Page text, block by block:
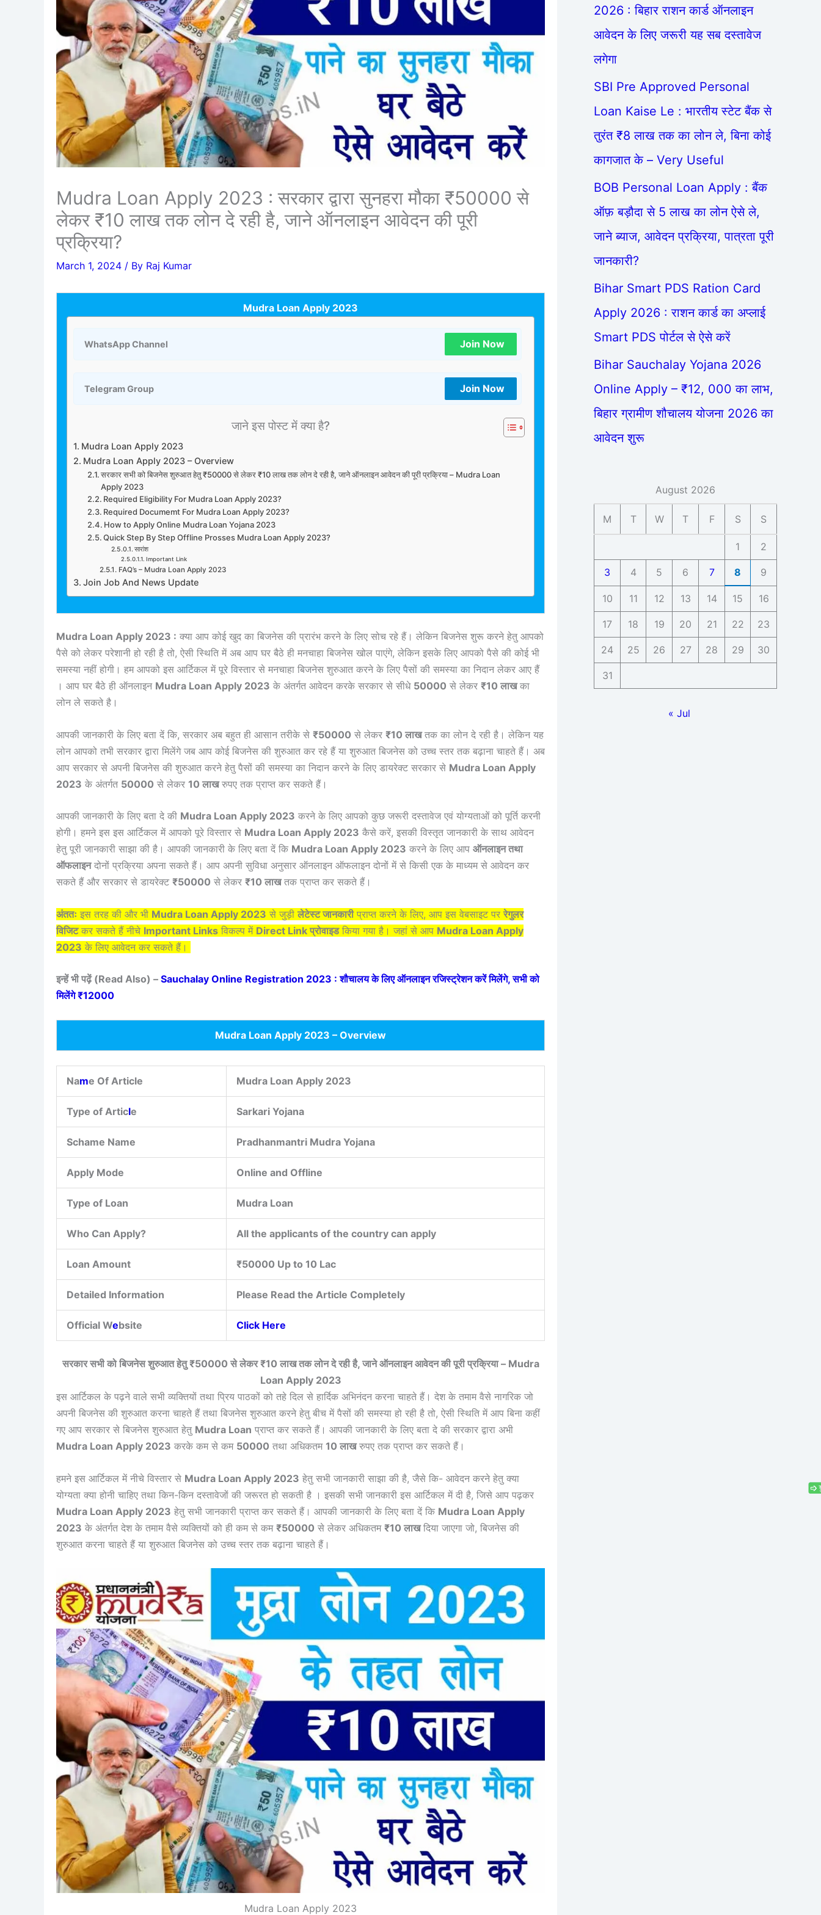
Mudra Loan Apply 2023 : सरकार द्वारा सुनहरा मौका ₹50000 से
लेकर ₹10 लाख तक लोन दे रही है, जाने ऑनलाइन आवेदन की पूरी
प्रक्रिया?
March 1, 2024 / By Raj Kumar
Mudra Loan Apply 2023
WhatsApp Channel Join Now
Telegram Group Join Now
जाने इस पोस्ट में क्या है?
Mudra Loan Apply 2023
Mudra Loan Apply 2023 – Overview
सरकार सभी को बिजनेस शुरुआत हेतु ₹50000 से लेकर ₹10 लाख तक लोन दे रही है, जाने ऑनलाइन आवेदन की पूरी प्रक्रिया – Mudra Loan
Apply 2023
Required Eligibility For Mudra Loan Apply 2023?
Required Documemt For Mudra Loan Apply 2023?
How to Apply Online Mudra Loan Yojana 2023
Quick Step By Step Offline Prosses Mudra Loan Apply 2023?
सारांश
Important Link
FAQ’s – Mudra Loan Apply 2023
Join Job And News Update
Mudra Loan Apply 2023 : क्या आप कोई खुद का बिजनेस की प्रारंभ करने के लिए सोच रहे हैं। लेकिन बिजनेस शुरू करने हेतु आपको
पैसे को लेकर परेशानी हो रही है तो, ऐसी स्थिति में अब आप घर बैठे ही मनचाहा बिजनेस खोल पाएंगे, लेकिन इसके लिए आपको पैसे की कोई भी
समस्या नहीं होगी। हम आपको इस आर्टिकल में पूरे विस्तार से मनचाहा बिजनेस शुरुआत करने के लिए पैसों की समस्या का निदान लेकर आए हैं
। आप घर बैठे ही ऑनलाइन Mudra Loan Apply 2023 के अंतर्गत आवेदन करके सरकार से सीधे 50000 से लेकर ₹10 लाखका
लोन ले सकते है।
आपकी जानकारी के लिए बता दें कि, सरकार अब बहुत ही आसान तरीके से ₹50000 से लेकर ₹10 लाखतक का लोन दे रही है। लेकिन यह
लोन आपको तभी सरकार द्वारा मिलेंगे जब आप कोई बिजनेस की शुरुआत कर रहे हैं या शुरुआत बिजनेस को उच्च स्तर तक बढ़ाना चाहते हैं। अब
आप सरकार से अपनी बिजनेस की शुरुआत करने हेतु पैसों की समस्या का निदान करने के लिए डायरेक्ट सरकार से Mudra Loan Apply
2023 के अंतर्गत 50000 से लेकर 10 लाखरुपए तक प्राप्त कर सकते हैं।
आपकी जानकारी के लिए बता दे की Mudra Loan Apply 2023 करने के लिए आपको कुछ जरूरी दस्तावेज एवं योग्यताओं को पूर्ति करनी
होगी। हमने इस इस आर्टिकल में आपको पूरे विस्तार से Mudra Loan Apply 2023 कैसे करें, इसकी विस्तृत जानकारी के साथ आवेदन
हेतु पूरी जानकारी साझा की है। आपकी जानकारी के लिए बता दें कि Mudra Loan Apply 2023 करने के लिए आप ऑनलाइन तथा
ऑफलाइनदोनों प्रक्रिया अपना सकते हैं। आप अपनी सुविधा अनुसार ऑनलाइन ऑफलाइन दोनों में से किसी एक के माध्यम से आवेदन कर
सकते हैं और सरकार से डायरेक्ट ₹50000 से लेकर ₹10 लाखतक प्राप्त कर सकते हैं।
अंततः इस तरह की और भी Mudra Loan Apply 2023 से जुड़ी लेटेस्ट जानकारीप्राप्त करने के लिए, आप इस वेबसाइट पर रेगुलर
विजिटकर सकते हैं नीचे Important Links विकल्प में Direct Link प्रोवाइडकिया गया है। जहां से आप Mudra Loan Apply
2023 के लिए आवेदन कर सकते हैं।
इन्हें भी पढ़ें (Read Also) – Sauchalay Online Registration 2023 : शौचालय के लिए ऑनलाइन रजिस्ट्रेशन करें मिलेंगे, सभी को
मिलेंगे ₹12000
Mudra Loan Apply 2023 – Overview
Name Of Article Mudra Loan Apply 2023
Type of Article Sarkari Yojana
Schame Name Pradhanmantri Mudra Yojana
Apply Mode Online and Offline
Type of Loan Mudra Loan
Who Can Apply? All the applicants of the country can apply
Loan Amount ₹50000 Up to 10 Lac
Detailed Information Please Read the Article Completely
Official Website Click Here
सरकार सभी को बिजनेस शुरुआत हेतु ₹50000 से लेकर ₹10 लाख तक लोन दे रही है, जाने ऑनलाइन आवेदन की पूरी प्रक्रिया – Mudra
Loan Apply 2023
इस आर्टिकल के पढ़ने वाले सभी व्यक्तियों तथा प्रिय पाठकों को तहे दिल से हार्दिक अभिनंदन करना चाहते हैं। देश के तमाम वैसे नागरिक जो
अपनी बिजनेस की शुरुआत करना चाहते हैं तथा बिजनेस शुरुआत करने हेतु बीच में पैसों की समस्या हो रही है तो, ऐसी स्थिति में आप बिना कहीं
गए आप सरकार से बिजनेस शुरुआत हेतु Mudra Loan प्राप्त कर सकते हैं। आपकी जानकारी के लिए बता दे की सरकार द्वारा अभी
Mudra Loan Apply 2023 करके कम से कम 50000 तथा अधिकतम 10 लाखरुपए तक प्राप्त कर सकते हैं।
हमने इस आर्टिकल में नीचे विस्तार से Mudra Loan Apply 2023 हेतु सभी जानकारी साझा की है, जैसे कि- आवेदन करने हेतु क्या
योग्यता क्या होनी चाहिए तथा किन-किन दस्तावेजों की जरूरत हो सकती है । इसकी सभी जानकारी इस आर्टिकल में दी है, जिसे आप पढ़कर
Mudra Loan Apply 2023 हेतु सभी जानकारी प्राप्त कर सकते हैं। आपकी जानकारी के लिए बता दें कि Mudra Loan Apply
2023 के अंतर्गत देश के तमाम वैसे व्यक्तियों को ही कम से कम ₹50000 से लेकर अधिकतम ₹10 लाखदिया जाएगा जो, बिजनेस की
शुरुआत करना चाहते हैं या शुरुआत बिजनेस को उच्च स्तर तक बढ़ाना चाहते हैं।
Mudra Loan Apply 2023
2026 : बिहार राशन कार्ड ऑनलाइन
आवेदन के लिए जरूरी यह सब दस्तावेज
लगेगा
SBI Pre Approved Personal
Loan Kaise Le : भारतीय स्टेट बैंक से
तुरंत ₹8 लाख तक का लोन ले, बिना कोई
कागजात के – Very Useful
BOB Personal Loan Apply : बैंक
ऑफ़ बड़ौदा से 5 लाख का लोन ऐसे ले,
जाने ब्याज, आवेदन प्रक्रिया, पात्रता पूरी
जानकारी?
Bihar Smart PDS Ration Card
Apply 2026 : राशन कार्ड का अप्लाई
Smart PDS पोर्टल से ऐसे करें
Bihar Sauchalay Yojana 2026
Online Apply – ₹12, 000 का लाभ,
बिहार ग्रामीण शौचालय योजना 2026 का
आवेदन शुरू
August 2026
M T W T F S S
1 2
3 4 5 6 7 8 9
10 11 12 13 14 15 16
17 18 19 20 21 22 23
24 25 26 27 28 29 30
31
« Jul